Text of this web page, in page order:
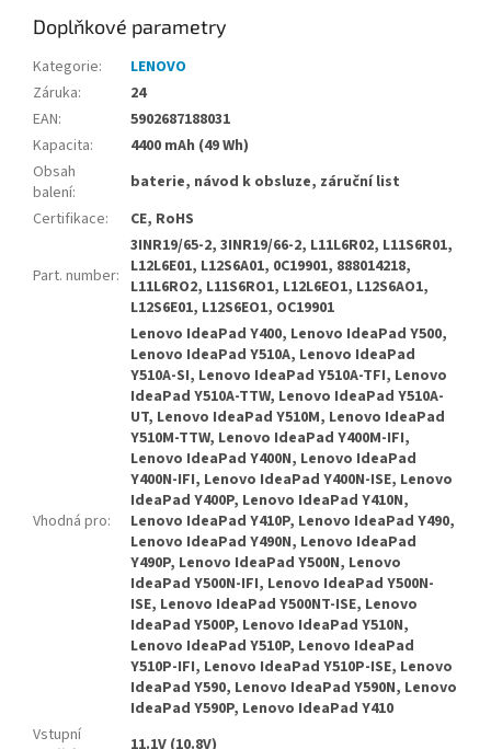
Doplňkové parametry
Kategorie:
LENOVO
Záruka:
24
EAN:
5902687188031
Kapacita:
4400 mAh (49 Wh)
Obsah
balení:
baterie, návod k obsluze, záruční list
Certifikace: CE, RoHS
Part. number:
3INR19/65-2, 3INR19/66-2, L11L6R02, L11S6R01,
L12L6E01, L12S6A01, 0C19901, 888014218,
L11L6RO2, L11S6RO1, L12L6EO1, L12S6AO1,
L12S6E01, L12S6EO1, OC19901
Vhodná pro:
Lenovo IdeaPad Y400, Lenovo IdeaPad Y500,
Lenovo IdeaPad Y510A, Lenovo IdeaPad
Y510A-SI, Lenovo IdeaPad Y510A-TFI, Lenovo
IdeaPad Y510A-TTW, Lenovo IdeaPad Y510A-
UT, Lenovo IdeaPad Y510M, Lenovo IdeaPad
Y510M-TTW, Lenovo IdeaPad Y400M-IFI,
Lenovo IdeaPad Y400N, Lenovo IdeaPad
Y400N-IFI, Lenovo IdeaPad Y400N-ISE, Lenovo
IdeaPad Y400P, Lenovo IdeaPad Y410N,
Lenovo IdeaPad Y410P, Lenovo IdeaPad Y490,
Lenovo IdeaPad Y490N, Lenovo IdeaPad
Y490P, Lenovo IdeaPad Y500N, Lenovo
IdeaPad Y500N-IFI, Lenovo IdeaPad Y500N-
ISE, Lenovo IdeaPad Y500NT-ISE, Lenovo
IdeaPad Y500P, Lenovo IdeaPad Y510N,
Lenovo IdeaPad Y510P, Lenovo IdeaPad
Y510P-IFI, Lenovo IdeaPad Y510P-ISE, Lenovo
IdeaPad Y590, Lenovo IdeaPad Y590N, Lenovo
IdeaPad Y590P, Lenovo IdeaPad Y410
Vstupní